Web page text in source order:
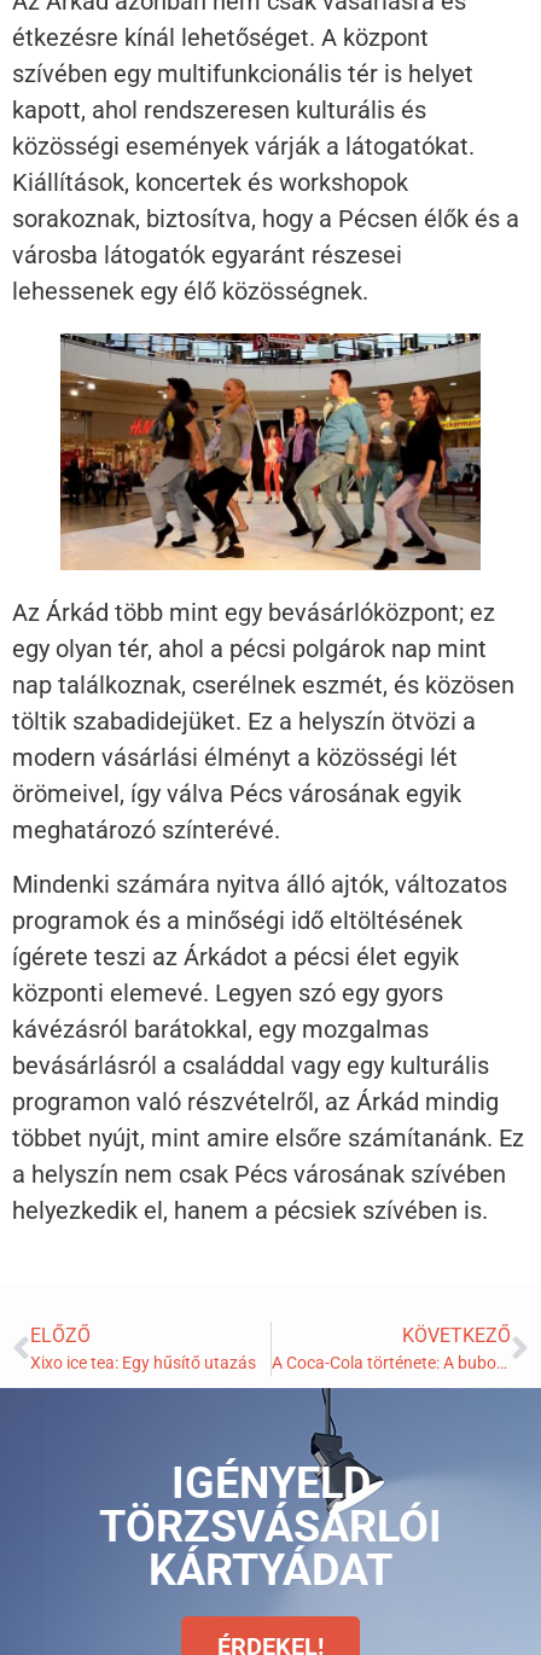
étkezésre kínál lehetőséget. A központ
szívében egy multifunkcionális tér is helyet
kapott, ahol rendszeresen kulturális és
közösségi események várják a látogatókat.
Kiállítások, koncertek és workshopok
sorakoznak, biztosítva, hogy a Pécsen élők és a
városba látogatók egyaránt részesei
lehessenek egy élő közösségnek.
Az Árkád több mint egy bevásárlóközpont; ez
egy olyan tér, ahol a pécsi polgárok nap mint
nap találkoznak, cserélnek eszmét, és közösen
töltik szabadidejüket. Ez a helyszín ötvözi a
modern vásárlási élményt a közösségi lét
örömeivel, így válva Pécs városának egyik
meghatározó színterévé.
Mindenki számára nyitva álló ajtók, változatos
programok és a minőségi idő eltöltésének
ígérete teszi az Árkádot a pécsi élet egyik
központi elemevé. Legyen szó egy gyors
kávézásról barátokkal, egy mozgalmas
bevásárlásról a családdal vagy egy kulturális
programon való részvételről, az Árkád mindig
többet nyújt, mint amire elsőre számítanánk. Ez
a helyszín nem csak Pécs városának szívében
helyezkedik el, hanem a pécsiek szívében is.
ELŐZŐ
Xixo ice tea: Egy hűsítő utazás
KÖVETKEZŐ
A Coca-Cola története: A buborékok mögötti utazás
IGÉNYELD
TÖRZSVÁSÁRLÓI
KÁRTYÁDAT
ÉRDEKEL!